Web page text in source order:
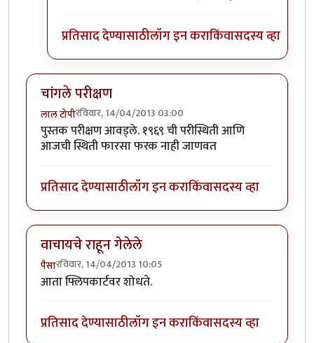
प्रतिसाद देण्यासाठीलॉग इन कराकिंवासदस्य व्हा
चांगले परीक्षण
लाल टोपीरविवार, 14/04/2013 03:00
पुस्तक परीक्षण आवड्ले. १९६९ ची परीस्थिती आणि
आजची स्थिती फारसा फरक नाही जाणवत
प्रतिसाद देण्यासाठीलॉग इन कराकिंवासदस्य व्हा
वाचायचे राहून गेलेले
पैसारविवार, 14/04/2013 10:05
आता फ्लिपकार्टवर शोधते.
प्रतिसाद देण्यासाठीलॉग इन कराकिंवासदस्य व्हा